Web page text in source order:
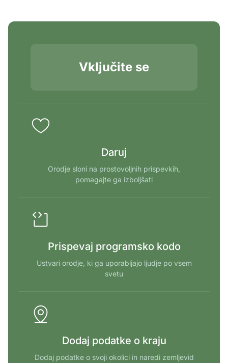
Vključite se
Daruj
Orodje sloni na prostovoljnih prispevkih,
pomagajte ga izboljšati
Prispevaj programsko kodo
Ustvari orodje, ki ga uporabljajo ljudje po vsem
svetu
Dodaj podatke o kraju
Dodaj podatke o svoji okolici in naredi zemljevid